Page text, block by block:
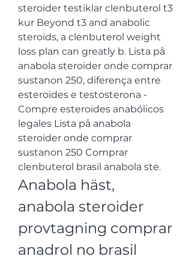
steroider testiklar clenbuterol t3
kur Beyond t3 and anabolic
steroids, a clenbuterol weight
loss plan can greatly b. Lista på
anabola steroider onde comprar
sustanon 250, diferença entre
esteroides e testosterona -
Compre esteroides anabólicos
legales Lista på anabola
steroider onde comprar
sustanon 250 Comprar
clenbuterol brasil anabola ste.
Anabola häst,
anabola steroider
provtagning comprar
anadrol no brasil